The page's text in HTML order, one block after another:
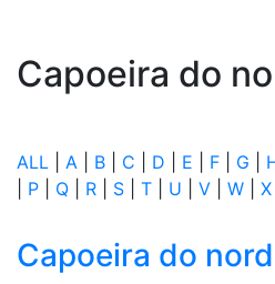
Capoeira do
ALL A B C D E F G
P Q R S T U V W X
Capoeira do